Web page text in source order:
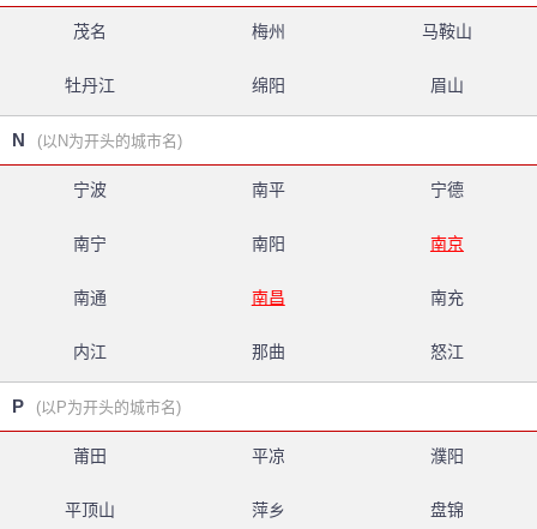
茂名 梅州 马鞍山
牡丹江 绵阳 眉山
N (以N为开头的城市名)
宁波 南平 宁德
南宁 南阳 南京
南通 南昌 南充
内江 那曲 怒江
P (以P为开头的城市名)
莆田 平凉 濮阳
平顶山 萍乡 盘锦